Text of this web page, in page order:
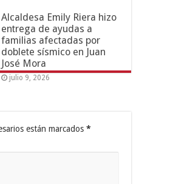
Alcaldesa Emily Riera hizo
entrega de ayudas a
familias afectadas por
doblete sísmico en Juan
José Mora
julio 9, 2026
están marcados *